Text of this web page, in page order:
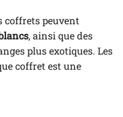
coffrets peuvent
, ainsi que des
plus exotiques. Les
coffret est une